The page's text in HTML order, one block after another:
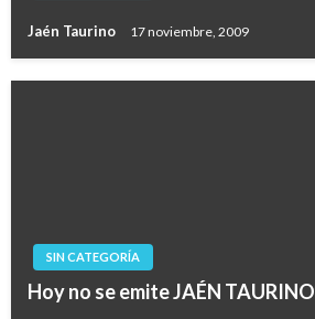
Jaén Taurino 17 noviembre, 2009
SIN CATEGORÍA
Hoy no se emite JAÉN TAURINO